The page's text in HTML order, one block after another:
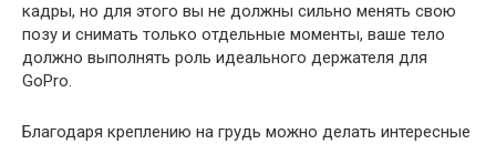
кадры, но для этого вы не должны сильно менять свою
позу и снимать только отдельные моменты, ваше тело
должно выполнять роль идеального держателя для
GoPro.
Благодаря креплению на грудь можно делать интересные